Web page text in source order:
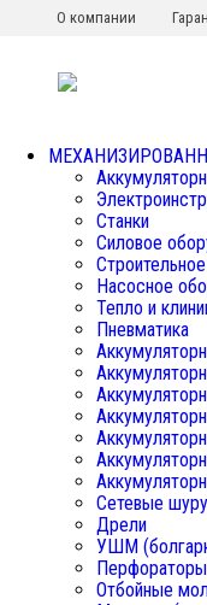
О компании
Станки
Силовое
Насосное
Тепло и
Пневматика
Сетевые
Дрели
УШМ
Перфораторы
Отбойные